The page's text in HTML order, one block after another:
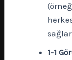
1-1